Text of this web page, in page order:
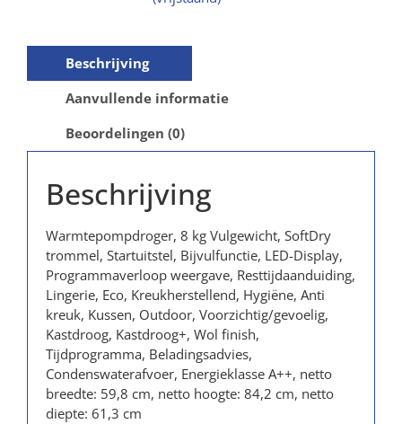
Beschrijving
Aanvullende informatie
Beoordelingen (0)
Beschrijving
Warmtepompdroger, 8 kg Vulgewicht, SoftDry
trommel, Startuitstel, Bijvulfunctie, LED-Display,
Programmaverloop weergave, Resttijdaanduiding,
Lingerie, Eco, Kreukherstellend, Hygiëne, Anti
kreuk, Kussen, Outdoor, Voorzichtig/gevoelig,
Kastdroog, Kastdroog+, Wol finish,
Tijdprogramma, Beladingsadvies,
Condenswaterafvoer, Energieklasse A++, netto
breedte: 59,8 cm, netto hoogte: 84,2 cm, netto
diepte: 61,3 cm